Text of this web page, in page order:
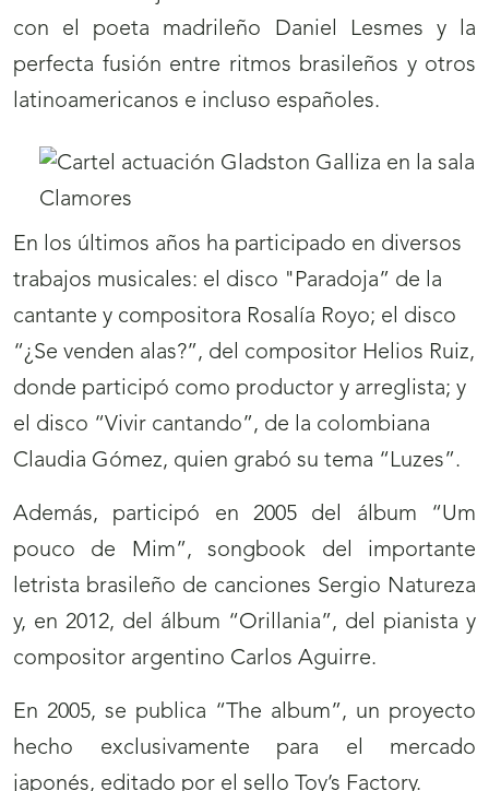
con el poeta madrileño Daniel Lesmes y la
perfecta fusión entre ritmos brasileños y otros
latinoamericanos e incluso españoles.
En los últimos años ha participado en diversos
trabajos musicales: el disco "Paradoja” de la
cantante y compositora Rosalía Royo; el disco
“¿Se venden alas?”, del compositor Helios Ruiz,
donde participó como productor y arreglista; y
el disco “Vivir cantando”, de la colombiana
Claudia Gómez, quien grabó su tema “Luzes”.
Además, participó en 2005 del álbum “Um
pouco de Mim”, songbook del importante
letrista brasileño de canciones Sergio Natureza
y, en 2012, del álbum “Orillania”, del pianista y
compositor argentino Carlos Aguirre.
En 2005, se publica “The album”, un proyecto
hecho exclusivamente para el mercado
japonés, editado por el sello Toy’s Factory.